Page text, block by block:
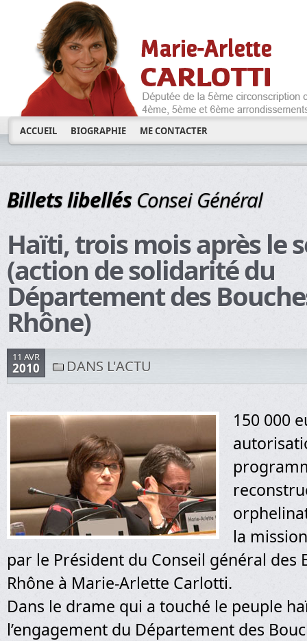
ACCUEIL BIOGRAPHIE ME CONTACTER
Billets libellésConsei Général
Haïti, trois mois après le
(action de solidarité du
Département des
Rhône)
11 AVR
2010 DANS L'ACTU
150 000
la
par le Président du Conseil général des
Rhône à Marie-Arlette Carlotti.
Dans le drame qui a touché le peuple
l’engagement du Département des